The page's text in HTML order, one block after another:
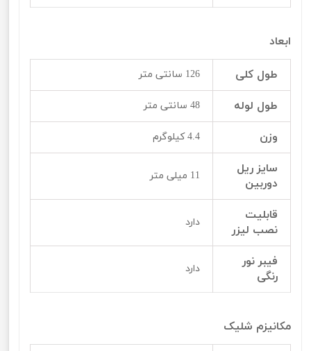
ابعاد
طول کلی 126 سانتی متر
طول لوله 48 سانتی متر
وزن 4.4 کیلوگرم
سایز ریل
دوربین
11 میلی متر
قابلیت
نصب لیزر
دارد
فیبر نور
رنگی
دارد
مکانیزم شلیک